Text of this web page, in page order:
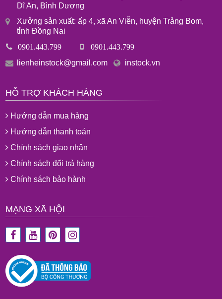
Dĩ An, Bình Dương
Xưởng sản xuất: ấp 4, xã An Viễn, huyện Trảng Bom,
tỉnh Đồng Nai
0901.443.799 0901.443.799
lienheinstock@gmail.com instock.vn
HỖ TRỢ KHÁCH HÀNG
Hướng dẫn mua hàng
Hướng dẫn thanh toán
Chính sách giao nhận
Chính sách đổi trả hàng
Chính sách bảo hành
MẠNG XÃ HỘI